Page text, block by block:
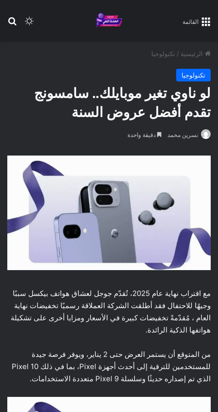
الوضع القائمة
الرئيسية / تكنولوجيا
تكنولوجيا
لو ناوي تغير موبايلك.. سامسونج
تقدم أفضل عروض السنة
نسرين محمد دقيقة واحدة
مع اقتراب نهاية عام 2025، تُقدّم جوجل لعشاق هواتف بيكسل سببًا
وجيهًا للاحتفال فقد أطلقت الشركة العملاقة رسميًا تخفيضات نهاية
العام ، مُقدّمةً تخفيضات كبيرة في الأسعار ومزايا أخرى على تشكيلة
هواتفها الذكية الرائدة.
من المتوقع أن يستمر العرض حتى 2 يناير، ويوفر فرصة جيدة
للمستخدمين للترقية إلى أحدث أجهزة Pixel، بما في ذلك Pixel 10
الذي تم إصداره حديثًا وسلسلة Pixel 9 متعددة الاستخدامات.